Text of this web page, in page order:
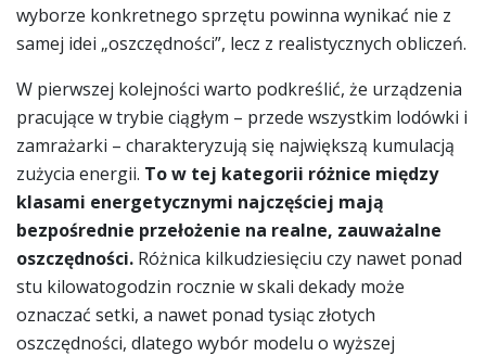
wyborze konkretnego sprzętu powinna wynikać nie z
samej idei „oszczędności”, lecz z realistycznych obliczeń.
W pierwszej kolejności warto podkreślić, że urządzenia
pracujące w trybie ciągłym – przede wszystkim lodówki i
zamrażarki – charakteryzują się największą kumulacją
zużycia energii. To w tej kategorii różnice między
klasami energetycznymi najczęściej mają
bezpośrednie przełożenie na realne, zauważalne
oszczędności. Różnica kilkudziesięciu czy nawet ponad
stu kilowatogodzin rocznie w skali dekady może
oznaczać setki, a nawet ponad tysiąc złotych
oszczędności, dlatego wybór modelu o wyższej